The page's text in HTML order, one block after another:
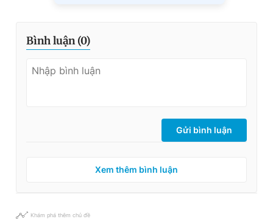
Bình luận (0)
Gửi bình luận
Xem thêm bình luận
Khám phá thêm chủ đề